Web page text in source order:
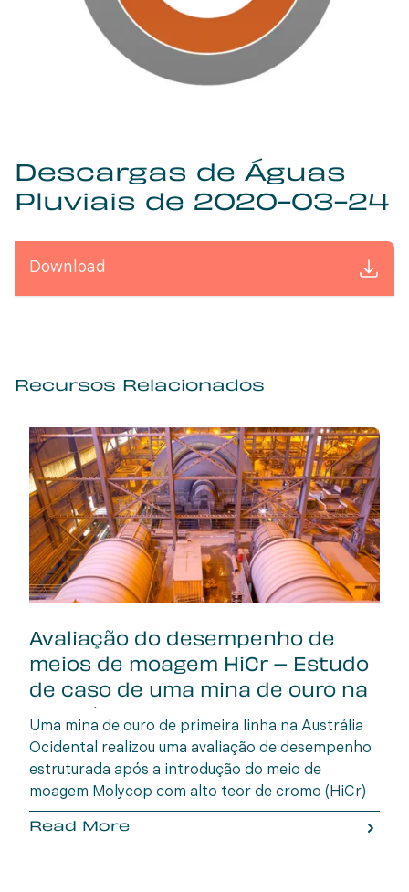
Descargas de Águas
Pluviais de 2020-03-24
Download
Recursos Relacionados
Avaliação do desempenho de
meios de moagem HiCr – Estudo
de caso de uma mina de ouro na
Austrália Oc
Uma mina de ouro de primeira linha na Austrália
Ocidental realizou uma avaliação de desempenho
estruturada após a introdução do meio de
moagem Molycop com alto teor de cromo (HiCr)
em setembro de 2024, para substituir o
fornecedor anterior.
Read More